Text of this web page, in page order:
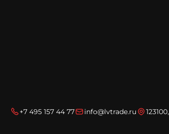
+7 495 157 44 77 info@lvtrade.ru